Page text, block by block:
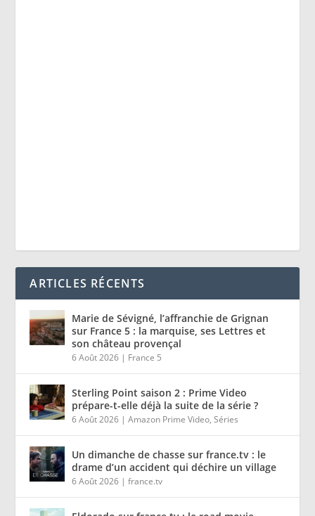
ARTICLES RÉCENTS
Marie de Sévigné, l’affranchie de Grignan
sur France 5 : la marquise, ses Lettres et
son château provençal
6 Août 2026 | France 5
Sterling Point saison 2 : Prime Video
prépare-t-elle déjà la suite de la série ?
6 Août 2026 |Amazon Prime Video,Séries
Un dimanche de chasse sur france.tv : le
drame d’un accident qui déchire un village
6 Août 2026 |france.tv